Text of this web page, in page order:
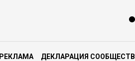
РЕКЛАМА ДЕКЛАРАЦИЯ